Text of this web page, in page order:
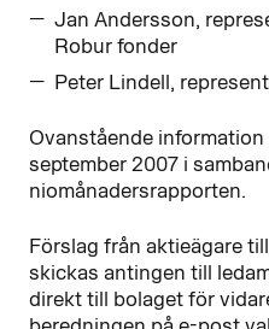
Jan Andersson,
Robur fonder
Peter Lindell,
Ovanstående
september 2007 i
niomånadersrapporten.
Förslag från aktieägare
skickas antingen till
direkt till bolaget för